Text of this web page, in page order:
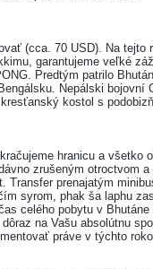
(cca. 70 USD). Na tejto
garantujeme veľké
Predtým patrilo
Nepálski bojovní
kostol s
hranicu a všetko
zrušeným otroctvom a
Transfer prenajatým
syrom, phak ša laphu
celého pobytu v Bhutáne
na Vašu absolútnu
práve v týchto